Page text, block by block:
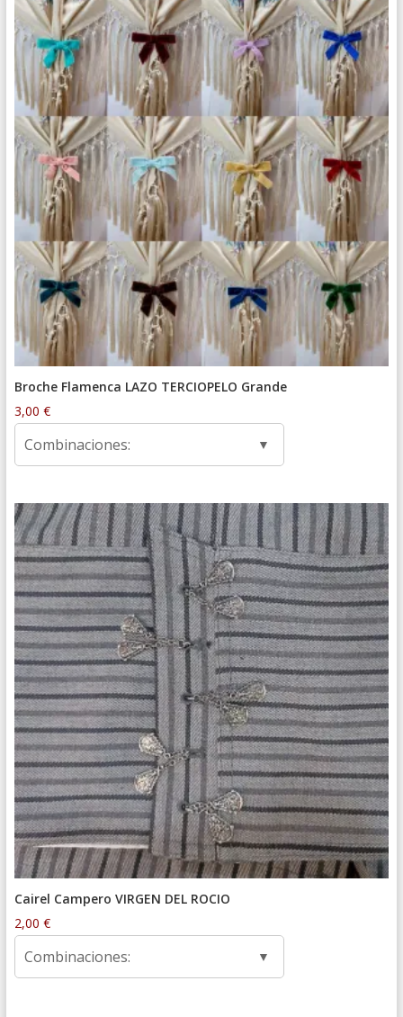
Broche Flamenca LAZO TERCIOPELO Grande
3,00 €
Combinaciones:
Cairel Campero VIRGEN DEL ROCIO
2,00 €
Combinaciones: